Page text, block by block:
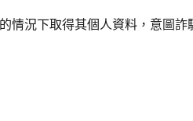
情況下取得其個人資料，意圖詐